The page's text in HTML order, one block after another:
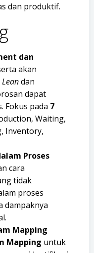
dan produktif.
dan
akan
Leandan
dapat
Fokus pada 7
Waiting,
Inventory,
Proses
cara
tidak
proses
dampaknya
Mapping
Mapping untuk